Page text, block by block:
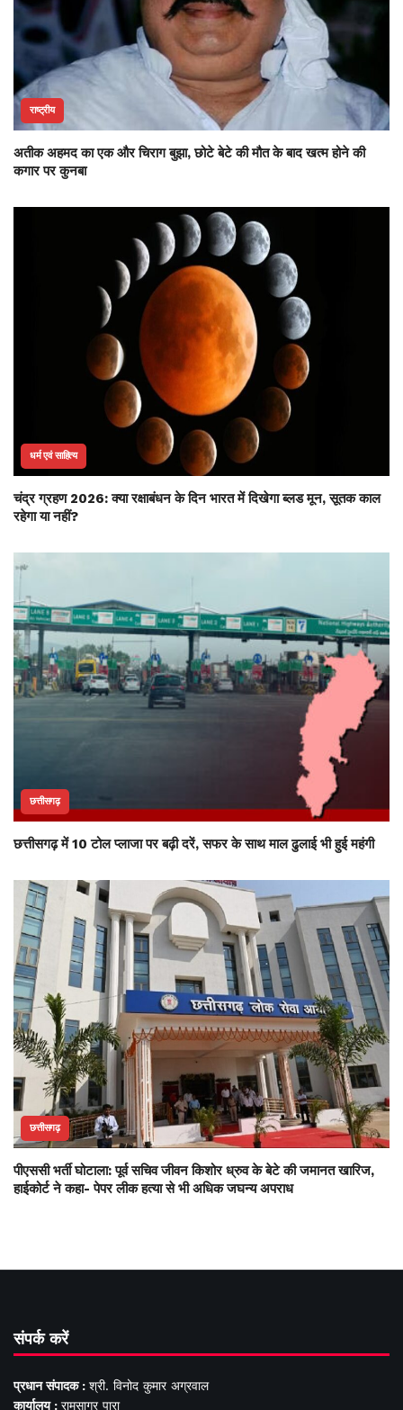
राष्ट्रीय
अतीक अहमद का एक और चिराग बुझा, छोटे बेटे की मौत के बाद खत्म होने की
कगार पर कुनबा
धर्म एवं साहित्य
चंद्र ग्रहण 2026: क्या रक्षाबंधन के दिन भारत में दिखेगा ब्लड मून, सूतक काल
रहेगा या नहीं?
छत्तीसगढ़
छत्तीसगढ़ में 10 टोल प्लाजा पर बढ़ी दरें, सफर के साथ माल ढुलाई भी हुई महंगी
छत्तीसगढ़
पीएससी भर्ती घोटाला: पूर्व सचिव जीवन किशोर ध्रुव के बेटे की जमानत खारिज,
हाईकोर्ट ने कहा- पेपर लीक हत्या से भी अधिक जघन्य अपराध
संपर्क करें
प्रधान संपादक : श्री. विनोद कुमार अग्रवाल
कार्यालय : रामसागर पारा